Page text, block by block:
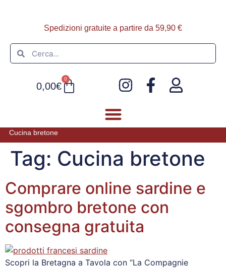
Spedizioni gratuite a partire da 59,90 €
0,00€
0
Cucina bretone
Tag: Cucina bretone
Comprare online sardine e
sgombro bretone con
consegna gratuita
Scopri la Bretagna a Tavola con “La Compagnie